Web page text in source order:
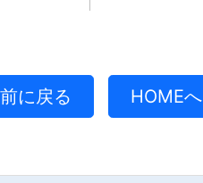
前に戻る HOMEへ